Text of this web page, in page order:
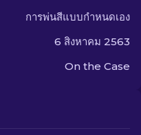
การพ่นสีแบบกำหนดเอง
6 สิงหาคม 2563
On the Case